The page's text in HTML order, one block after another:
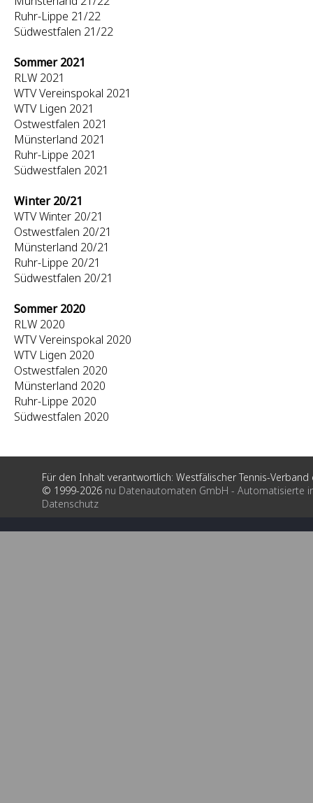
Ruhr-Lippe 21/22
Südwestfalen 21/22
Sommer 2021
RLW 2021
WTV Vereinspokal 2021
WTV Ligen 2021
Ostwestfalen 2021
Münsterland 2021
Ruhr-Lippe 2021
Südwestfalen 2021
Winter 20/21
WTV Winter 20/21
Ostwestfalen 20/21
Münsterland 20/21
Ruhr-Lippe 20/21
Südwestfalen 20/21
Sommer 2020
RLW 2020
WTV Vereinspokal 2020
WTV Ligen 2020
Ostwestfalen 2020
Münsterland 2020
Ruhr-Lippe 2020
Südwestfalen 2020
Für den Inhalt verantwortlich: Westfälischer Tennis-Verband
© 1999-2026 nu Datenautomaten GmbH - Automatisierte
Datenschutz